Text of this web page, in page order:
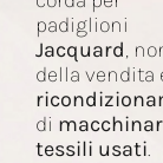
padiglioni
Jacquard,
della vendita
di
tessili usati.
Macchinari
Contatti